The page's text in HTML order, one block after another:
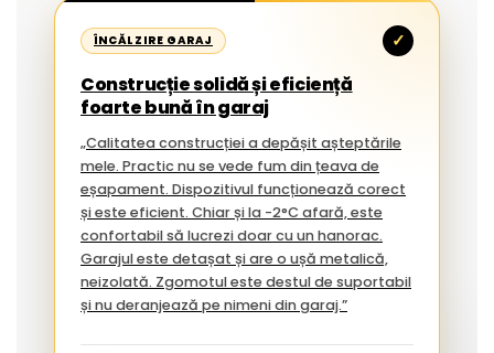
ÎNCĂLZIRE GARAJ ✓
Construcție solidă și eficiență
foarte bună în garaj
„Calitatea construcției a depășit așteptările
mele. Practic nu se vede fum din țeava de
eșapament. Dispozitivul funcționează corect
și este eficient. Chiar și la -2°C afară, este
confortabil să lucrezi doar cu un hanorac.
Garajul este detașat și are o ușă metalică,
neizolată. Zgomotul este destul de suportabil
și nu deranjează pe nimeni din garaj.”